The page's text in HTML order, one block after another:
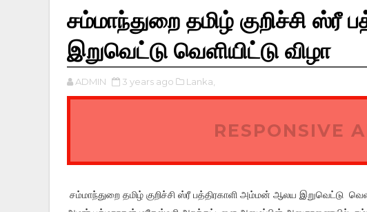
சம்மாந்துறை தமிழ் குறிச்சி
இறுவெட்டு வெளியிட்டு விழா
ADMIN 3 years ago Lanka,
RESPONSIVE
சம்மாந்துறை தமிழ் குறிச்சி ஸ்ரீ பத்திரகாளி அம்மன் ஆலய இறுவெட்டு